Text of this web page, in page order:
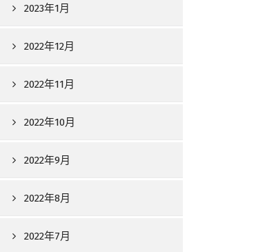
2023年1月
2022年12月
2022年11月
2022年10月
2022年9月
2022年8月
2022年7月